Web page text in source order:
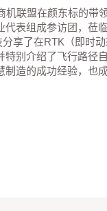
联盟在颜东标的带
表组成参访团，莅
享了在RTK（即时
别介绍了飞行路径
造的成功经验，也